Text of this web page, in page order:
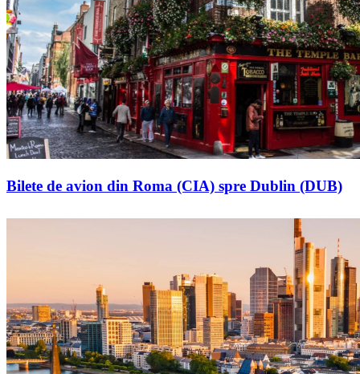
Bilete de avion din Roma (CIA) spre Dublin (DUB)